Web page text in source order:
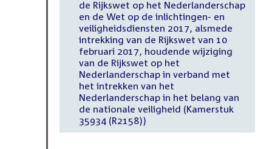
de Rijkswet op het Nederlanderschap
en de Wet op de inlichtingen- en
veiligheidsdiensten 2017, alsmede
intrekking van de Rijkswet van 10
februari 2017, houdende wijziging
van de Rijkswet op het
Nederlanderschap in verband met
het intrekken van het
Nederlanderschap in het belang van
de nationale veiligheid (Kamerstuk
35934 (R2158))